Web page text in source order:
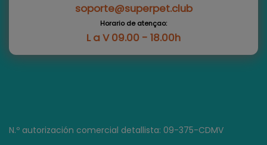
soporte@superpet.club
Horario de atençao:
L a V 09.00 - 18.00h
N.º autorización comercial detallista: 09-375-CDMV